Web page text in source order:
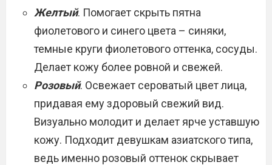
Желтый. Помогает скрыть пятна
фиолетового и синего цвета – синяки,
темные круги фиолетового оттенка, сосуды.
Делает кожу более ровной и свежей.
Розовый. Освежает сероватый цвет лица,
придавая ему здоровый свежий вид.
Визуально молодит и делает ярче уставшую
кожу. Подходит девушкам азиатского типа,
ведь именно розовый оттенок скрывает